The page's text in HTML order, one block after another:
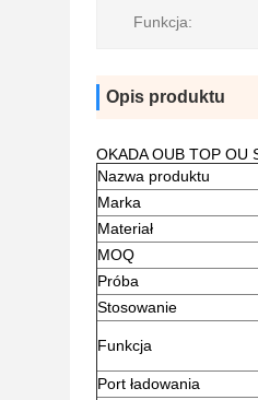
Funkcja:
Opis produktu
OKADA OUB TOP OU
Nazwa produktu
Marka
Materiał
MOQ
Próba
Stosowanie
Funkcja
Port ładowania